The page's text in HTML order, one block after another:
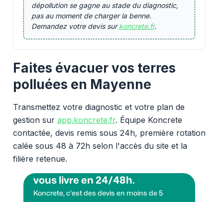
dépollution se gagne au stade du diagnostic,
pas au moment de charger la benne.
Demandez votre devis surkoncrete.fr.
Faites évacuer vos terres
polluées en Mayenne
Transmettez votre diagnostic et votre plan de
gestion sur app.koncrete.fr. Équipe Koncrete
contactée, devis remis sous 24h, première rotation
calée sous 48 à 72h selon l'accès du site et la
filière retenue.
vous livre en 24/48h.
Koncrete, c'est des devis en moins de 5